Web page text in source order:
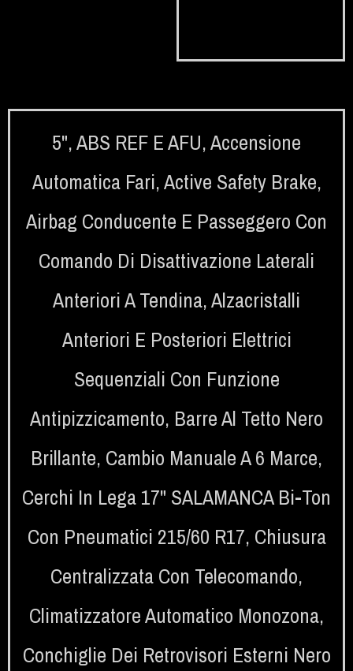
5",ABS REF E AFU,Accensione
Automatica Fari,Active Safety Brake,
Airbag Conducente E Passeggero Con
Comando Di Disattivazione Laterali
Anteriori A Tendina,Alzacristalli
Anteriori E Posteriori Elettrici
Sequenziali Con Funzione
Antipizzicamento, Barre Al Tetto Nero
Brillante, Cambio Manuale A 6 Marce,
Cerchi In Lega 17" SALAMANCA Bi-Ton
Con Pneumatici 215/60 R17, Chiusura
Centralizzata Con Telecomando,
Climatizzatore Automatico Monozona,
Conchiglie Dei Retrovisori Esterni Nero